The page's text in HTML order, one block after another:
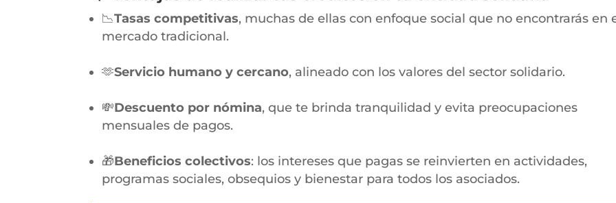
📉Tasas competitivas, muchas de ellas con enfoque social que no encontrarás en
mercado tradicional.
🫶Servicio humano y cercano, alineado con los valores del sector solidario.
💸Descuento por nómina, que te brinda tranquilidad y evita preocupaciones
mensuales de pagos.
🎁Beneficios colectivos: los intereses que pagas se reinvierten en actividades,
programas sociales, obsequios y bienestar para todos los asociados.